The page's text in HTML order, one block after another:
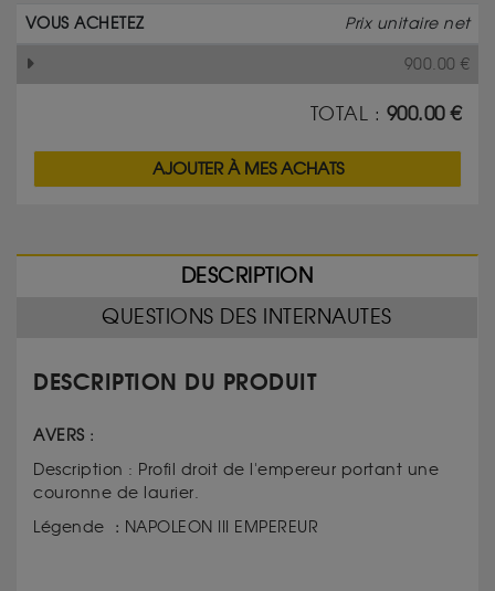
VOUS ACHETEZ Prix unitaire net
900.00 €
TOTAL : 900.00€
AJOUTER À MES ACHATS
DESCRIPTION
QUESTIONS DES INTERNAUTES
DESCRIPTION DU PRODUIT
AVERS :
Description : Profil droit de l'empereur portant une
couronne de laurier.
Légende
: NAPOLEON III EMPEREUR